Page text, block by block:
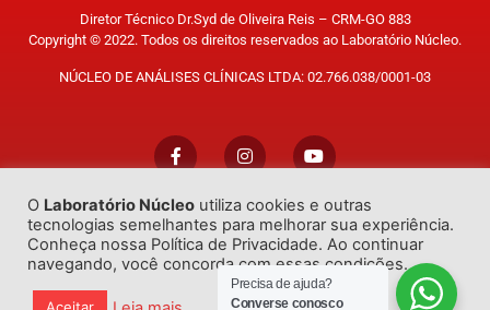
Diretor Técnico Dr.Syd de Oliveira Reis – CRM-GO 883
Copyright © 2022. Todos os direitos reservados ao Laboratório Núcleo.
NÚCLEO DE ANÁLISES CLÍNICAS LTDA: 02.766.038/0001-03
Trabalhe Conosco
O Laboratório Núcleo utiliza cookies e outras
tecnologias semelhantes para melhorar sua experiência.
Conheça nossa Política de Privacidade. Ao continuar
navegando, você concorda com essas condições.
Precisa de ajuda?
Converse conosco